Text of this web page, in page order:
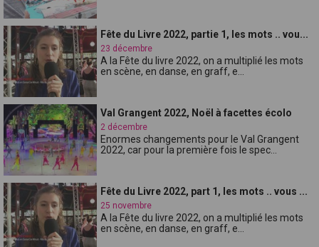
Fête du Livre 2022, partie 1, les mots .. vou...
23 décembre
A la Fête du livre 2022, on a multiplié les mots
en scène, en danse, en graff, e...
Val Grangent 2022, Noël à facettes écolo
2 décembre
Enormes changements pour le Val Grangent
2022, car pour la première fois le spec...
Fête du Livre 2022, part 1, les mots .. vous ...
25 novembre
A la Fête du livre 2022, on a multiplié les mots
en scène, en danse, en graff, e...